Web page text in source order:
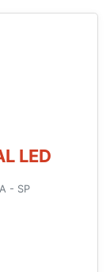
LED
- SP